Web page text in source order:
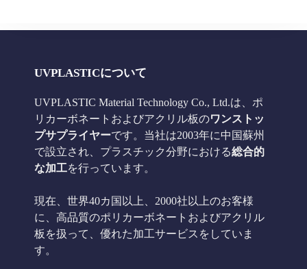
UVPLASTICについて
UVPLASTIC Material Technology Co., Ltd.は、ポ
リカーボネートおよびアクリル板のワンストッ
プサプライヤーです。当社は2003年に中国蘇州
で設立され、プラスチック分野における総合的
な加工を行っています。
現在、世界40カ国以上、2000社以上のお客様
に、高品質のポリカーボネートおよびアクリル
板を扱って、優れた加工サービスをしていま
す。